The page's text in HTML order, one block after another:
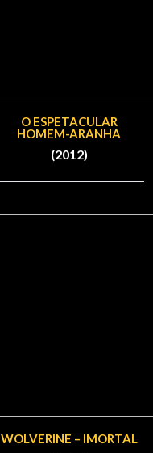
O ESPETACULAR
HOMEM-ARANHA
(2012)
WOLVERINE – IMORTAL